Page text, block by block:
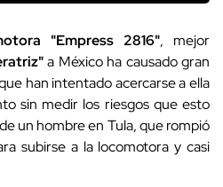
"Empress 2816", mejor
a México ha causado gran
han intentado acercarse a ella
sin medir los riesgos que esto
un hombre en Tula, que rompió
subirse a la locomotora y casi